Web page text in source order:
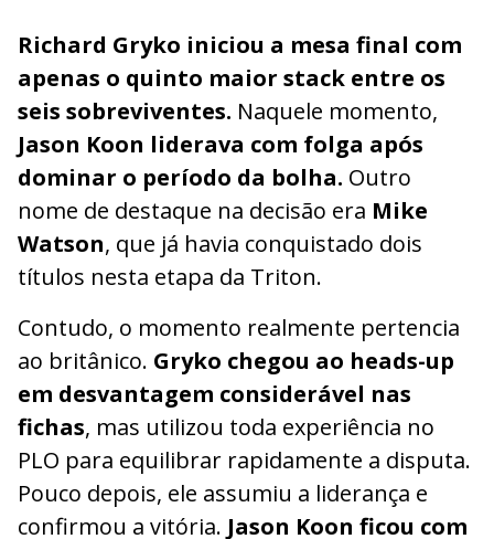
Richard Gryko iniciou a mesa final com
apenas o quinto maior stack entre os
seis sobreviventes. Naquele momento,
Jason Koon liderava com folga após
dominar o período da bolha. Outro
nome de destaque na decisão era Mike
Watson, que já havia conquistado dois
títulos nesta etapa da Triton.
Contudo, o momento realmente pertencia
ao britânico. Gryko chegou ao heads-up
em desvantagem considerável nas
fichas, mas utilizou toda experiência no
PLO para equilibrar rapidamente a disputa.
Pouco depois, ele assumiu a liderança e
confirmou a vitória. Jason Koon ficou com